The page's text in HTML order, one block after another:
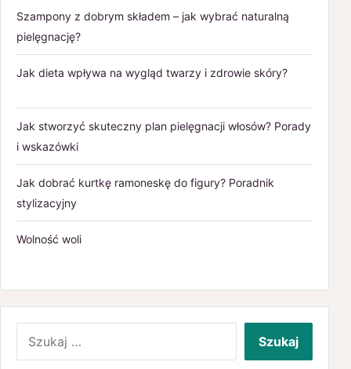
Szampony z dobrym składem – jak wybrać naturalną
pielęgnację?
Jak dieta wpływa na wygląd twarzy i zdrowie skóry?
Jak stworzyć skuteczny plan pielęgnacji włosów? Porady
i wskazówki
Jak dobrać kurtkę ramoneskę do figury? Poradnik
stylizacyjny
Wolność woli